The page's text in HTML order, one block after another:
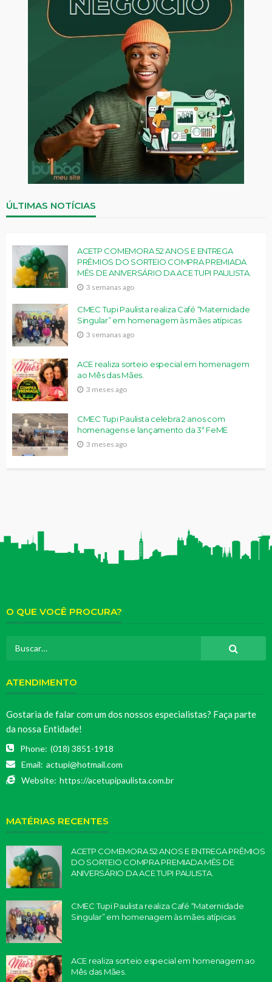
ÚLTIMAS NOTÍCIAS
ACETP COMEMORA 52 ANOS E ENTREGA
PRÊMIOS DO SORTEIO COMPRA PREMIADA
MÊS DE ANIVERSÁRIO DA ACE TUPI PAULISTA.
3 semanas ago
CMEC Tupi Paulista realiza Café “Maternidade
Singular” em homenagem às mães atípicas
3 semanas ago
ACE realiza sorteio especial em homenagem
ao Mês das Mães.
3 meses ago
CMEC Tupi Paulista celebra 2 anos com
homenagens e lançamento da 3ª FeME
3 meses ago
O QUE VOCÊ PROCURA?
ATENDIMENTO
Gostaria de falar com um dos nossos especialistas? Faça parte
da nossa Entidade!
Phone: (018) 3851-1918
Email: actupi@hotmail.com
Website: https://acetupipaulista.com.br
MATÉRIAS RECENTES
ACETP COMEMORA 52 ANOS E ENTREGA PRÊMIOS
DO SORTEIO COMPRA PREMIADA MÊS DE
ANIVERSÁRIO DA ACE TUPI PAULISTA.
CMEC Tupi Paulista realiza Café “Maternidade
Singular” em homenagem às mães atípicas
ACE realiza sorteio especial em homenagem ao
Mês das Mães.